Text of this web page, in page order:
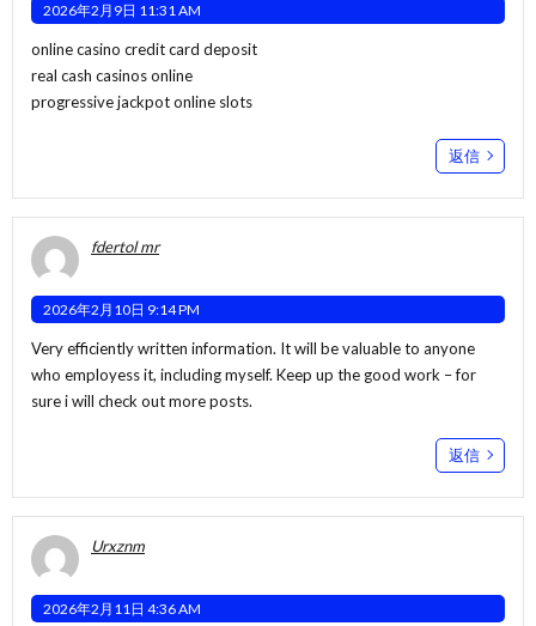
2026年2月9日 11:31 AM
online casino credit card deposit
real cash casinos online
progressive jackpot online slots
返信
fdertol mr
2026年2月10日 9:14 PM
Very efficiently written information. It will be valuable to anyone
who employess it, including myself. Keep up the good work – for
sure i will check out more posts.
返信
Urxznm
2026年2月11日 4:36 AM